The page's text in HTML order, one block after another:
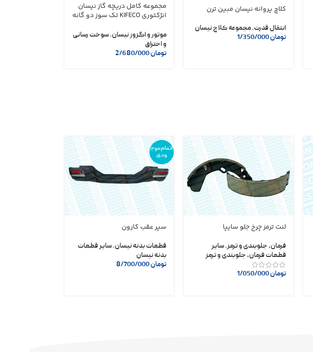
کلاچ پروانه نیسان مبین ترن
انتقال قدرت,مجموعه کلاچ نیسان
تومان1/350/000
مجموعه کامل دریچه گاز نیسان
انژکتوری KIFECO تک سوز دو گانه
موتور و اگزوز نیسان,سوخت رسانی
و احتراق
تومان
لنت ترمز چرخ جلو سایپا
فرمان، جلوبندی و ترمز,سایر
قطعات فرمان، جلوبندی و ترمز
تومان1/050/000
اتمام موج
ودی
سپر عقب کارون
قطعات بدنه نیسان,سایر قطعات
بدنه نیسان
تومان